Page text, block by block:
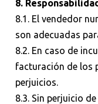
8.
8.1. El vendedor
son adecuadas
8.2. En caso de
facturación de los
perjuicios.
8.3. Sin perjuicio